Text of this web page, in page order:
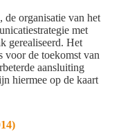
organisatie van het
met
gerealiseerd. Het
voor de toekomst van
aansluiting
hiermee op de kaart